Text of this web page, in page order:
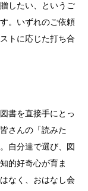
したい、というご
。いずれのご依頼
トに応じた打ち合
書を直接手にとっ
さんの「読みた
自分達で選び、図
的好奇心が育ま
なく、おはなし会